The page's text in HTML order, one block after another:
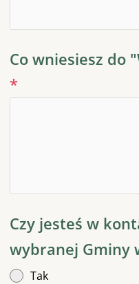
Co wniesiesz do
*
Czy jesteś w
wybranej Gminy
Tak